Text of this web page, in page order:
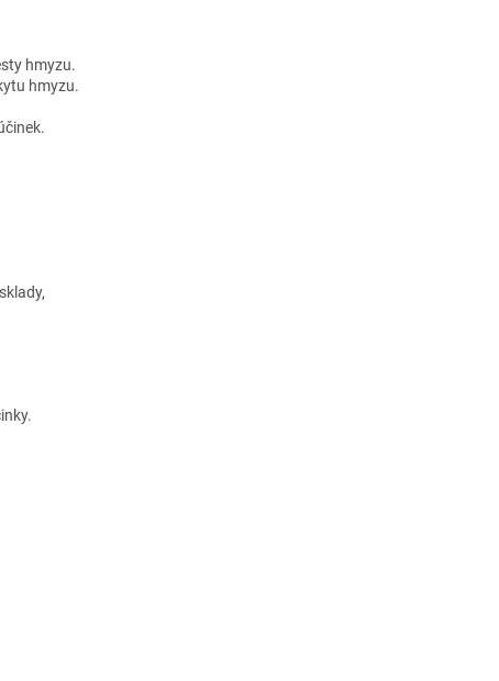
hmyzu.
hmyzu.